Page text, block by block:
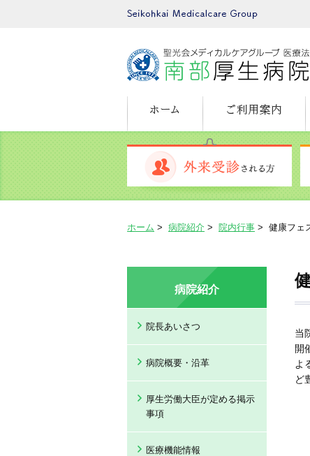
ホーム > 病院紹介 > 院内行事 > 健康フェ
当
開
よ
ど
病院紹介
院長あいさつ
病院概要・沿革
厚生労働大臣が定める掲示
事項
医療機能情報